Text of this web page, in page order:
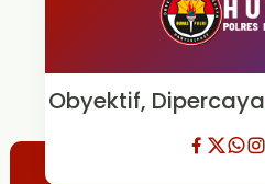
Obyektif, Dipercaya